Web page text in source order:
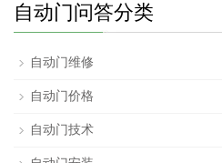
自动门问答分类
自动门维修
自动门价格
自动门技术